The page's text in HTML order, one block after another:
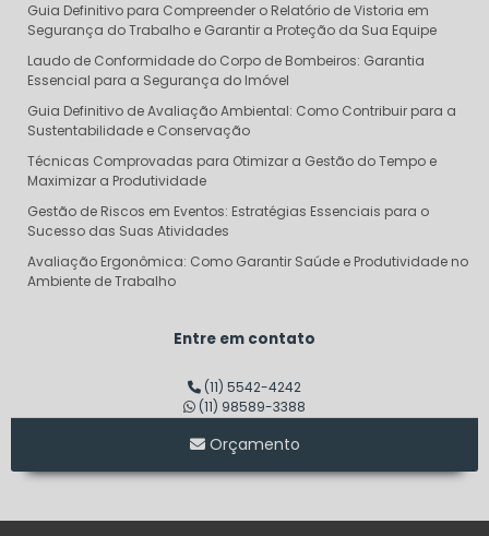
Guia Definitivo para Compreender o Relatório de Vistoria em
Segurança do Trabalho e Garantir a Proteção da Sua Equipe
Laudo de Conformidade do Corpo de Bombeiros: Garantia
Essencial para a Segurança do Imóvel
Guia Definitivo de Avaliação Ambiental: Como Contribuir para a
Sustentabilidade e Conservação
Técnicas Comprovadas para Otimizar a Gestão do Tempo e
Maximizar a Produtividade
Gestão de Riscos em Eventos: Estratégias Essenciais para o
Sucesso das Suas Atividades
Avaliação Ergonômica: Como Garantir Saúde e Produtividade no
Ambiente de Trabalho
Consultoria em Segurança do Trabalho SP: Transforme sua
Oportunidades de Sucesso
Entre em contato
(11) 5542-4242
(11) 98589-3388
Orçamento